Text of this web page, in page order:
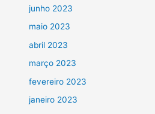
junho 2023
maio 2023
abril 2023
março 2023
fevereiro 2023
janeiro 2023